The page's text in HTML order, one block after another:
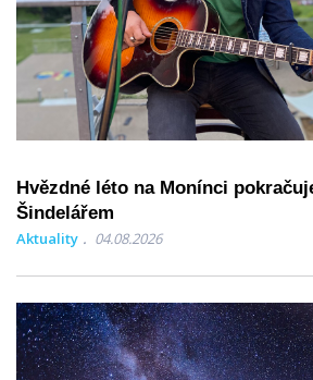
Hvězdné léto na Monínci
Šindelářem
Aktuality 04.08.2026